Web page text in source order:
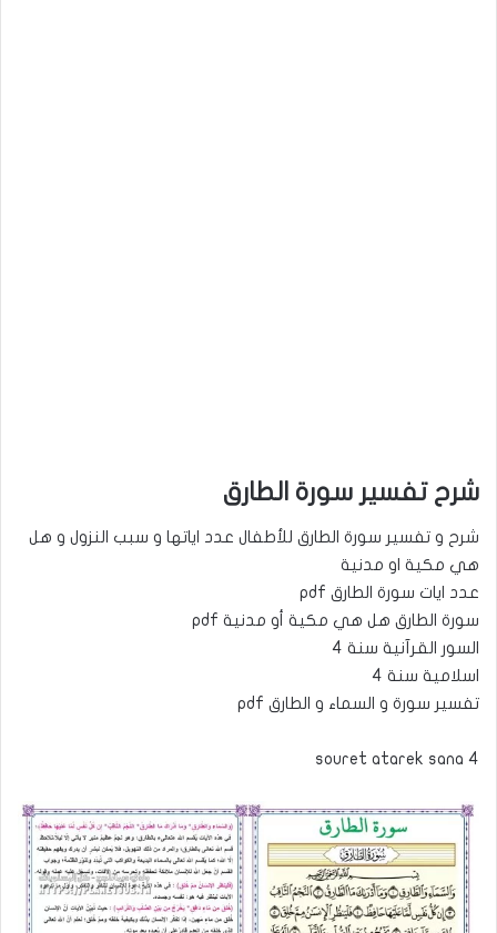
شرح تفسير سورة الطارق
شرح و تفسير سورة الطارق للأطفال عدد اياتها و سبب النزول و هل
هي مكية او مدنية
pdf عدد ايات سورة الطارق
pdf سورة الطارق هل هي مكية أو مدنية
السور القرآنية سنة 4
اسلامية سنة 4
pdf تفسير سورة و السماء و الطارق
souret atarek sana 4